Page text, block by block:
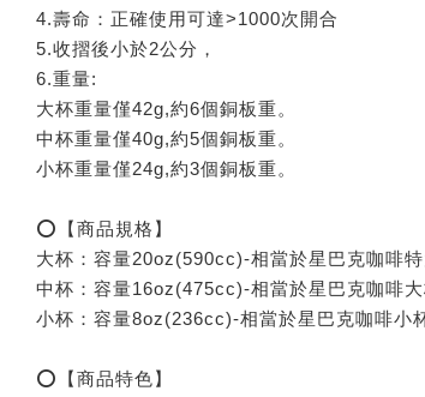
4.壽命：正確使用可達>1000次開合
5.收摺後小於2公分，
6.重量:
大杯重量僅42g,約6個銅板重。
中杯重量僅40g,約5個銅板重。
小杯重量僅24g,約3個銅板重。
⭕【商品規格】
大杯：容量20oz(590cc)-相當於星巴克咖啡
中杯：容量16oz(475cc)-相當於星巴克咖啡
小杯：容量8oz(236cc)-相當於星巴克咖啡小
⭕【商品特色】